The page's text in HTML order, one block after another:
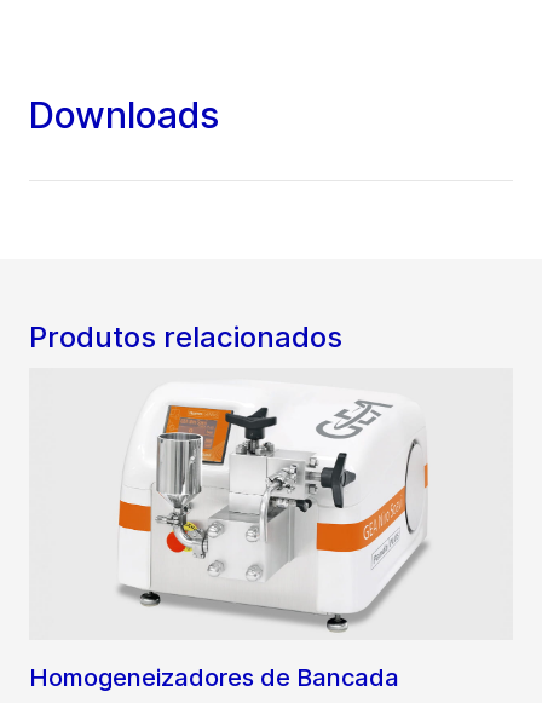
Downloads
Produtos relacionados
Homogeneizadores de Bancada